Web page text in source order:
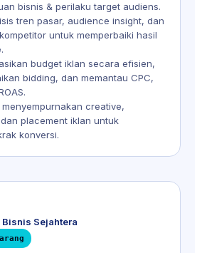
bisnis & perilaku target audiens.
tren pasar, audience insight, dan
untuk memperbaiki hasil
budget iklan secara efisien,
bidding, dan memantau CPC,
creative,
placement iklan untuk
konversi.
Bisnis Sejahtera